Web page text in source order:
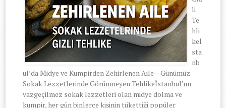
li
Te
hli
keİ
sta
nb
ul’da Midye ve Kumpirden Zehirlenen Aile – Günümüz
Sokak Lezzetlerinde Görünmeyen Tehlikeİstanbul’un
vazgeçilmez sokak lezzetleri olan midye dolma ve
kumpir, her gün binlerce kişinin tükettiği popüler